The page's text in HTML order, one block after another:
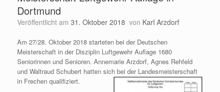
Dortmund
Veröffentlicht am 31. Oktober 2018 von Karl Arzdorf
Am 27/28. Oktober 2018 starteten bei der Deutschen
Meisterschaft in der Disziplin Luftgewehr Auflage 1680
Seniorinnen und Senioren. Annemarie Arzdorf, Agnes Rehfeld
und Waltraud Schubert hatten sich bei der Landesmeisterschaft
in Frechen qualifiziert.